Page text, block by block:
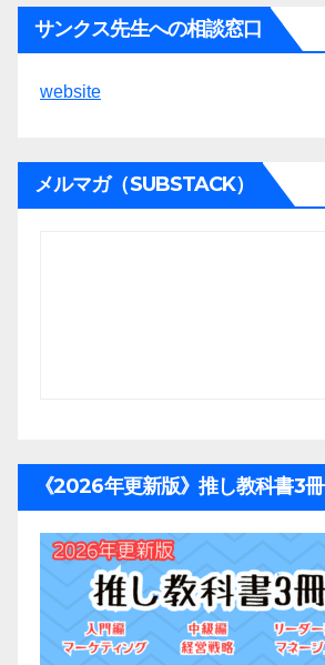
サンクス先生への相談窓口
website
メルマガ（SUBSTACK）
《2026年更新版》推し教科書3冊